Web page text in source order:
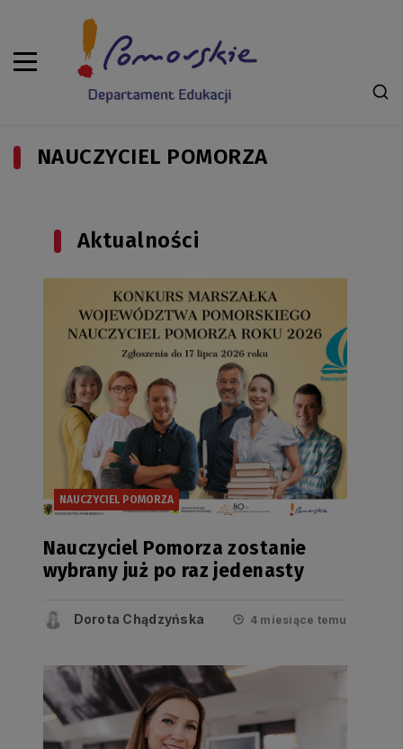
NAUCZYCIEL POMORZA
Aktualności
NAUCZYCIEL POMORZA
Nauczyciel Pomorza zostanie
wybrany już po raz jedenasty
Dorota Chądzyńska 4 miesiące temu